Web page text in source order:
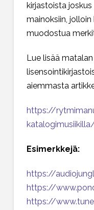
kirjastoista
mainoksiin,
muodostua
Lue lisää
aiemmasta
https://
Esimerkkejä:
https://
https://
https://